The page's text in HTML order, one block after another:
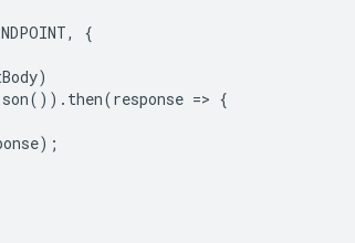
,
{
)
()). then(response => {
);